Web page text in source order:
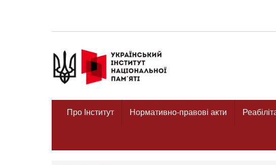
Про Інститут Нормативно-правові акти